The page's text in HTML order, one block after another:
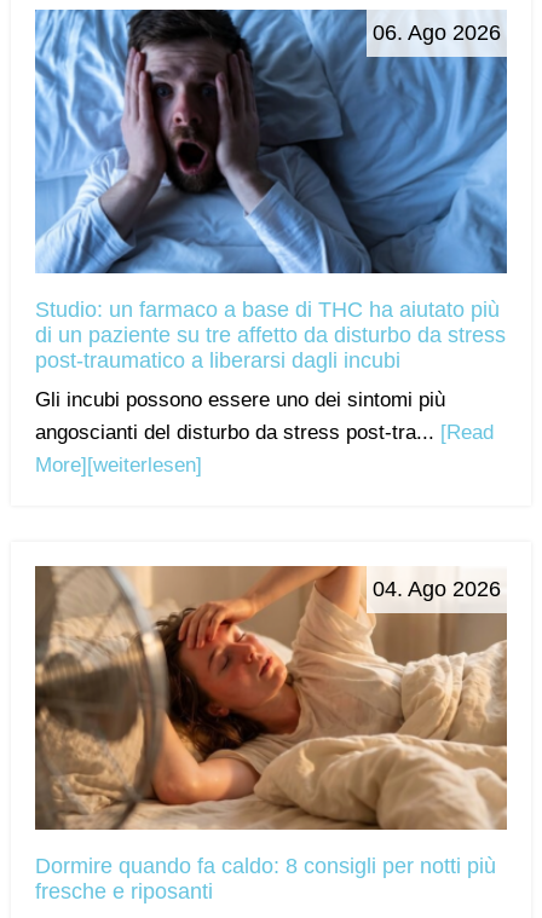
06. Ago 2026
Studio: un farmaco a base di THC ha aiutato più
di un paziente su tre affetto da disturbo da stress
post-traumatico a liberarsi dagli incubi
Gli incubi possono essere uno dei sintomi più
angoscianti del disturbo da stress post-tra... [Read
More][weiterlesen]
04. Ago 2026
Dormire quando fa caldo: 8 consigli per notti più
fresche e riposanti